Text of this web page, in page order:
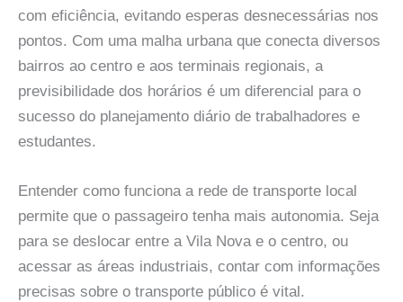
com eficiência, evitando esperas desnecessárias nos
pontos. Com uma malha urbana que conecta diversos
bairros ao centro e aos terminais regionais, a
previsibilidade dos horários é um diferencial para o
sucesso do planejamento diário de trabalhadores e
estudantes.
Entender como funciona a rede de transporte local
permite que o passageiro tenha mais autonomia. Seja
para se deslocar entre a Vila Nova e o centro, ou
acessar as áreas industriais, contar com informações
precisas sobre o transporte público é vital.